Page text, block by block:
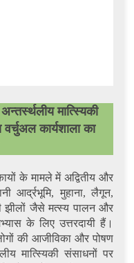
मात्स्यिकी
कार्यशाला का
के मामले में अद्वितीय और
आर्द्रभूमि, मुहाना, लैगून,
झीलों जैसे मत्स्य पालन और
के लिए उत्तरदायी हैं।
की आजीविका और पोषण
मात्स्यिकी संसाधनों पर